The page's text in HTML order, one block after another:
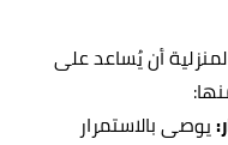
أن يُساعد على
يوصى بالاستمرار